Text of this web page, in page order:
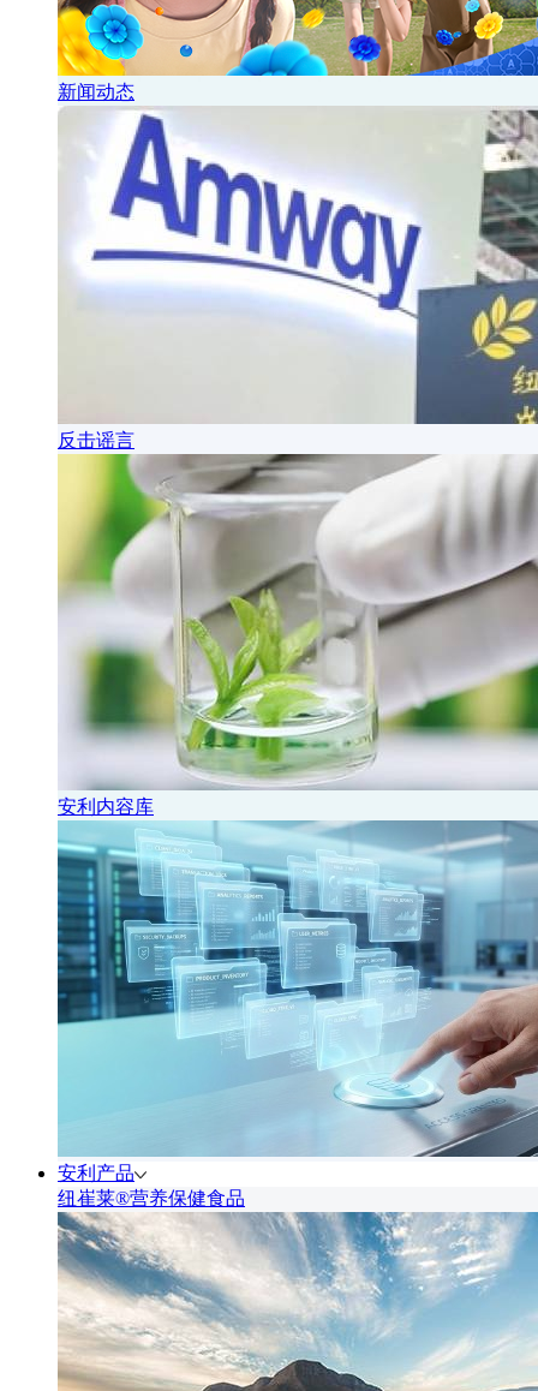
新闻动态
反击谣言
安利内容库
安利产品
纽崔莱®营养保健食品